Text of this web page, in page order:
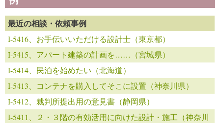
最近の相談・依頼事例
I-5416、お手伝いいただける設計士（東京都）
I-5415、アパート建築の計画を……（宮城県）
I-5414、民泊を始めたい（北海道）
I-5413、コンテナを購入してそこに設置（神奈川県）
I-5412、裁判所提出用の意見書（静岡県）
I-5411、２・３階の有効活用に向けた設計・施工（神奈川